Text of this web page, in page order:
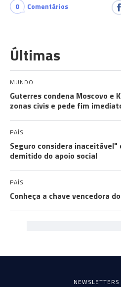
0 Comentários
Últimas
MUNDO
Guterres condena Moscovo e
zonas civis e pede fim
PAÍS
Seguro considera inaceitável"
demitido do apoio social
PAÍS
Conheça a chave vencedora